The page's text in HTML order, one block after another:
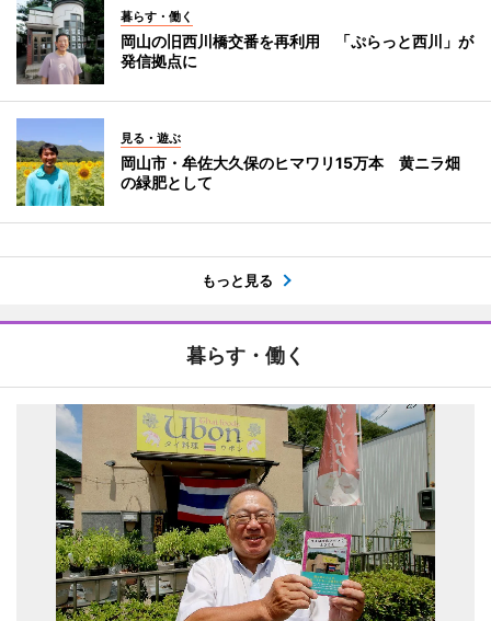
暮らす・働く
岡山の旧西川橋交番を再利用 「ぷらっと西川」が
発信拠点に
見る・遊ぶ
岡山市・牟佐大久保のヒマワリ15万本 黄ニラ畑
の緑肥として
もっと見る
暮らす・働く